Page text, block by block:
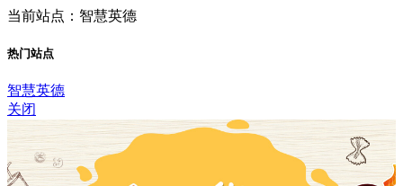
当前站点：智慧英德
热门站点
智慧英德
关闭